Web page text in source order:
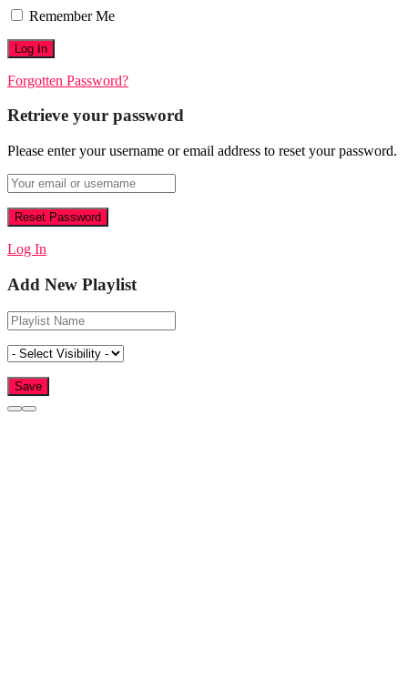
Remember Me
Forgotten Password?
Retrieve your password
Please enter your username or email address to reset your password.
Log In
Add New Playlist